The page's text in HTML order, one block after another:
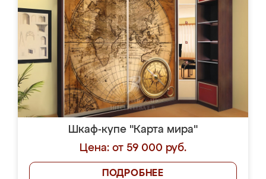
Шкаф-купе "Карта мира"
Цена: от 59 000 руб.
ПОДРОБНЕЕ